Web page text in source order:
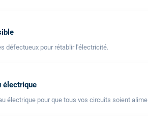
défectueux pour rétablir l'électricité.
électrique
électrique pour que tous vos circuits soient